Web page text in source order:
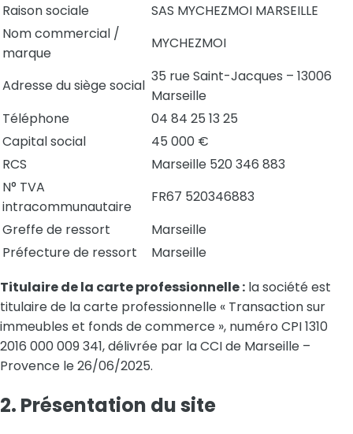
Raison sociale
SAS MYCHEZMOI MARSEILLE
Nom commercial /
marque
MYCHEZMOI
Adresse du siège social
35 rue Saint-Jacques – 13006
Marseille
Téléphone
04 84 25 13 25
Capital social
45 000 €
RCS
Marseille 520 346 883
N° TVA
intracommunautaire
FR67 520346883
Greffe de ressort
Marseille
Préfecture de ressort
Marseille
Titulaire de la carte professionnelle : la société est
titulaire de la carte professionnelle « Transaction sur
immeubles et fonds de commerce », numéro CPI 1310
2016 000 009 341, délivrée par la CCI de Marseille –
Provence le 26/06/2025.
2. Présentation du site